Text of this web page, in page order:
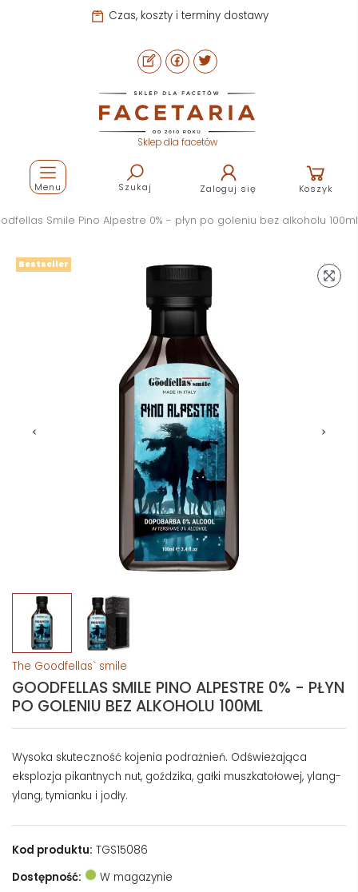
Czas, koszty i terminy dostawy
Sklep dla facetów
Szukaj Zaloguj się Koszyk
Menu
Smile Pino Alpestre 0% - płyn po goleniu bez alkoholu 100ml
Bestseller
The Goodfellas` smile
GOODFELLAS SMILE PINO ALPESTRE 0% - PŁYN
PO GOLENIU BEZ ALKOHOLU 100ML
Wysoka skuteczność kojenia podrażnień. Odświeżająca
eksplozja pikantnych nut, goździka, gałki muszkatołowej, ylang-
ylang, tymianku i jodły.
Kod produktu: TGS15086
Dostępność:
W magazynie